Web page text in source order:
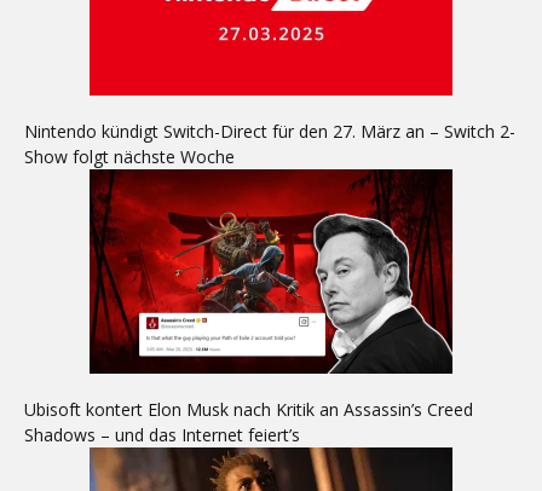
Nintendo kündigt Switch-Direct für den 27. März an – Switch 2-
Show folgt nächste Woche
Ubisoft kontert Elon Musk nach Kritik an Assassin’s Creed
Shadows – und das Internet feiert’s